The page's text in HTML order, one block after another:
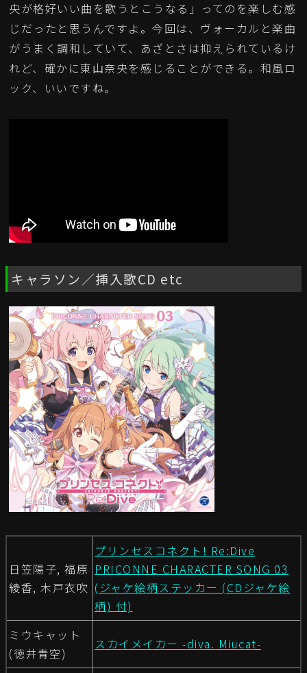
央が格好いい曲を歌うとこうなる」ってのを楽しむ感
じだったと思うんですよ。今回は、ヴォーカルと楽曲
がうまく調和していて、あざとさは抑えられているけ
れど、確かに東山奈央を感じることができる。和風ロ
ック、いいですね。
キャラソン／挿入歌CD etc
日笠陽子, 福原
綾香, 木戸衣吹
プリンセスコネクト! Re:Dive
PRICONNE CHARACTER SONG 03
(ジャケ絵柄ステッカー (CDジャケ絵
柄) 付)
ミウキャット
(徳井青空)
スカイメイカー -diva. Miucat-